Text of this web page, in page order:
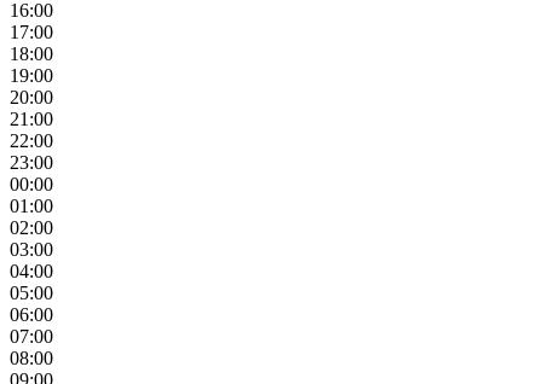
16:00
17:00
18:00
19:00
20:00
21:00
22:00
23:00
00:00
01:00
02:00
03:00
04:00
05:00
06:00
07:00
08:00
09:00